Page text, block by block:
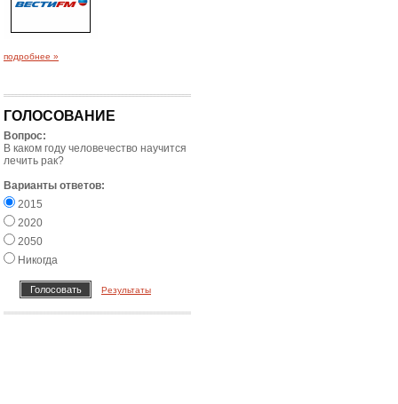
подробнее »
ГОЛОСОВАНИЕ
Вопрос:
В каком году человечество научится
лечить рак?
Варианты ответов:
2015
2020
2050
Никогда
Результаты